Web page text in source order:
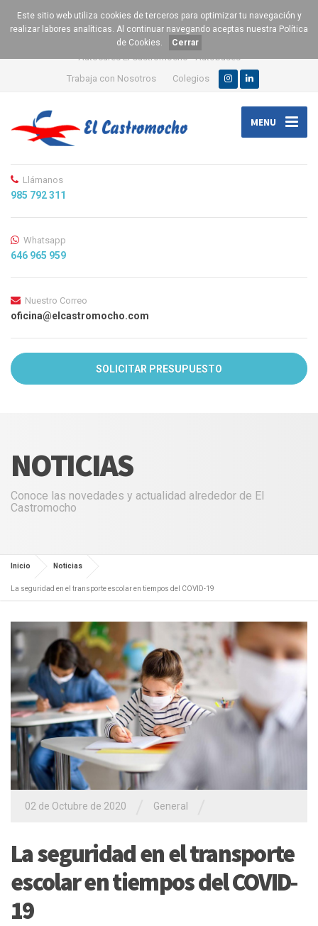
Autocares El Castromocho - Autobuses
Trabaja con Nosotros
Colegios
MENU
Llámanos
985 792 311
Whatsapp
646 965 959
Nuestro Correo
oficina@elcastromocho.com
SOLICITAR PRESUPUESTO
Este sitio web utiliza cookies de terceros para optimizar tu navegación y
realizar labores analíticas. Al continuar navegando aceptas nuestra Política
de Cookies. Cerrar
NOTICIAS
Conoce las novedades y actualidad alrededor de El
Castromocho
Inicio Noticias
La seguridad en el transporte escolar en tiempos del COVID-19
02 de Octubre de 2020 General
La seguridad en el transporte
escolar en tiempos del COVID-
19